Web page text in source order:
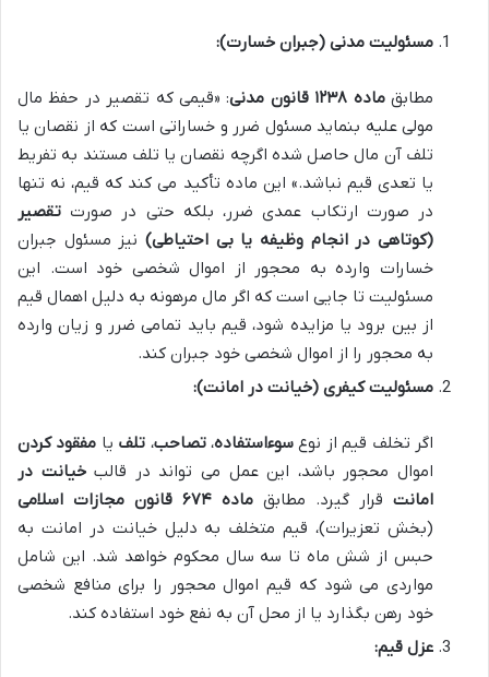
مسئولیت مدنی (جبران خسارت):
مطابقماده ۱۲۳۸ قانون مدنی
: «قیمی که تقصیر در حفظ مال
مولی علیه بنماید مسئول ضرر و خساراتی است که از نقصان یا
تلف آن مال حاصل شده اگرچه نقصان یا تلف مستند به تفریط
یا تعدی قیم نباشد.» این ماده تأکید می کند که قیم، نه تنها
در صورت ارتکاب عمدی ضرر، بلکه حتی در صورت تقصیر
(کوتاهی در انجام وظیفه یا بی احتیاطی) نیز مسئول جبران
خسارات وارده به محجور از اموال شخصی خود است. این
مسئولیت تا جایی است که اگر مال مرهونه به دلیل اهمال قیم
از بین برود یا مزایده شود، قیم باید تمامی ضرر و زیان وارده
به محجور را از اموال شخصی خود جبران کند.
مسئولیت کیفری (خیانت در امانت):
اگر تخلف قیم از نوع سوءاستفاده،تصاحب، تلف یا مفقود کردن
اموال محجور باشد، این عمل می تواند در قالبخیانت در
امانت قرار گیرد. مطابق ماده ۶۷۴ قانون مجازات اسلامی
(بخش تعزیرات)، قیم متخلف به دلیل خیانت در امانت به
حبس از شش ماه تا سه سال محکوم خواهد شد. این شامل
مواردی می شود که قیم اموال محجور را برای منافع شخصی
خود رهن بگذارد یا از محل آن به نفع خود استفاده کند.
عزل قیم: